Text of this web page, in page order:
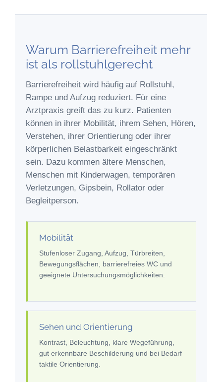
Warum Barrierefreiheit mehr
ist als rollstuhlgerecht
Barrierefreiheit wird häufig auf Rollstuhl,
Rampe und Aufzug reduziert. Für eine
Arztpraxis greift das zu kurz. Patienten
können in ihrer Mobilität, ihrem Sehen, Hören,
Verstehen, ihrer Orientierung oder ihrer
körperlichen Belastbarkeit eingeschränkt
sein. Dazu kommen ältere Menschen,
Menschen mit Kinderwagen, temporären
Verletzungen, Gipsbein, Rollator oder
Begleitperson.
Mobilität
Stufenloser Zugang, Aufzug, Türbreiten,
Bewegungsflächen, barrierefreies WC und
geeignete Untersuchungsmöglichkeiten.
Sehen und Orientierung
Kontrast, Beleuchtung, klare Wegeführung,
gut erkennbare Beschilderung und bei Bedarf
taktile Orientierung.